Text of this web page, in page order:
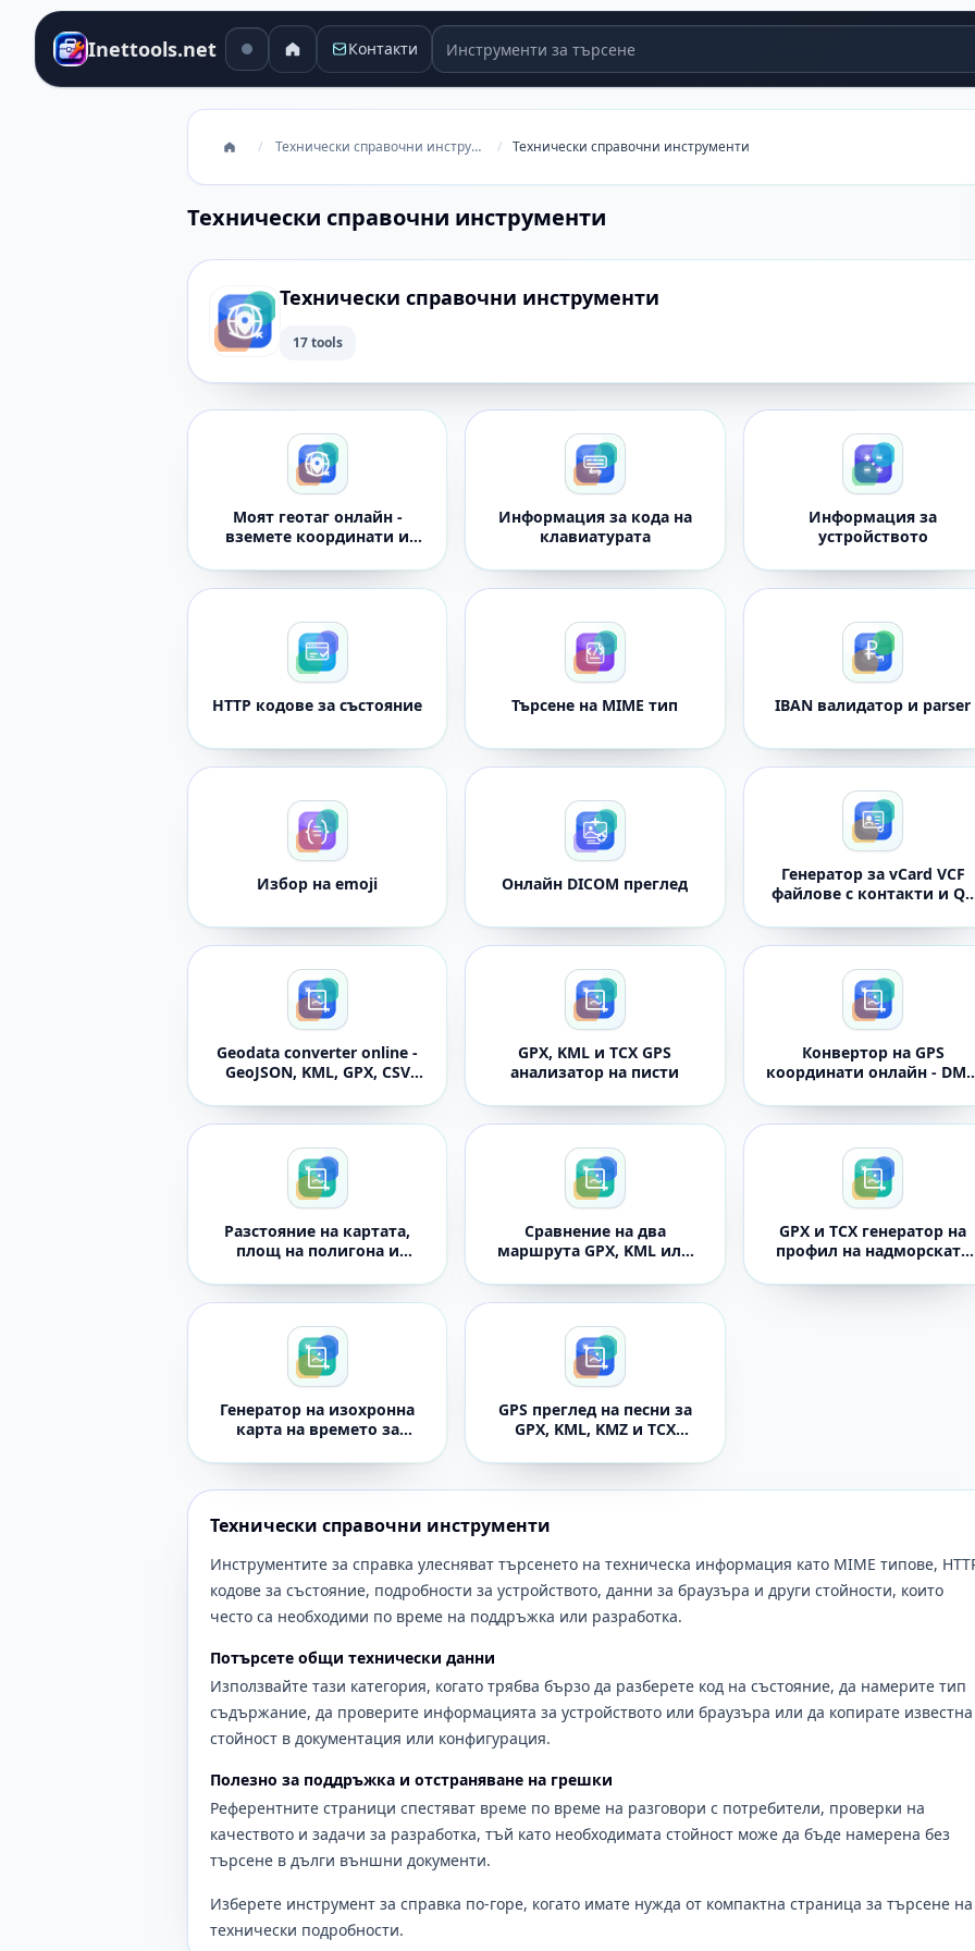
Inettools.net Контакти Инструменти за търсене
/ Технически справочни инструменти / Технически справочни инструменти
Технически справочни инструменти
Технически справочни инструменти
17 tools
Моят геотаг онлайн -
вземете координати и
местоположение
Информация за кода на
клавиатурата
Информация за
устройството
HTTP кодове за състояние Търсене на MIME тип IBAN валидатор и parser
Избор на emoji Онлайн DICOM преглед
Генератор за vCard VCF
файлове с контакти и QR
Geodata converter online -
GeoJSON, KML, GPX, CSV
GPX, KML и TCX GPS
анализатор на писти
Конвертор на GPS
координати онлайн -
Разстояние на картата,
площ на полигона и
компас
Сравнение на два
маршрута GPX, KML или
GPX и TCX генератор на
профил на надморската
Генератор на изохронна
карта на времето за
GPS преглед на песни за
GPX, KML, KMZ и TCX
Технически справочни инструменти
Инструментите за справка улесняват търсенето на техническа информация като MIME типове,
кодове за състояние, подробности за устройството, данни за браузъра и други стойности, които
често са необходими по време на поддръжка или разработка.
Потърсете общи технически данни
Използвайте тази категория, когато трябва бързо да разберете код на състояние, да намерите тип
съдържание, да проверите информацията за устройството или браузъра или да копирате известна
стойност в документация или конфигурация.
Полезно за поддръжка и отстраняване на грешки
Референтните страници спестяват време по време на разговори с потребители, проверки на
качеството и задачи за разработка, тъй като необходимата стойност може да бъде намерена без
търсене в дълги външни документи.
Изберете инструмент за справка по-горе, когато имате нужда от компактна страница за търсене на
технически подробности.